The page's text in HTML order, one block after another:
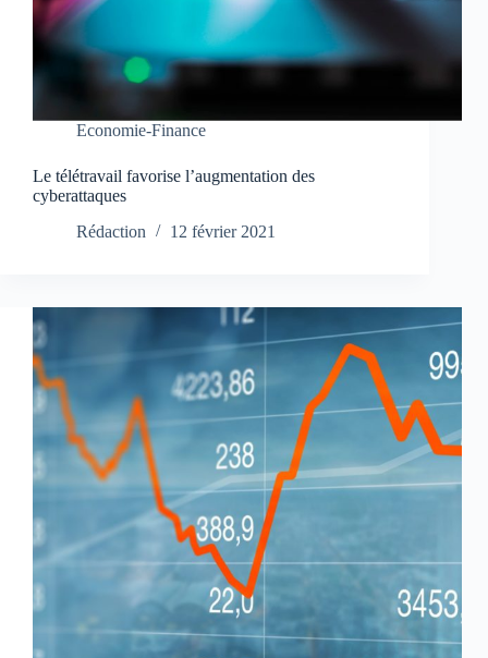
Economie-Finance
Le télétravail favorise l’augmentation des
cyberattaques
Rédaction
12 février 2021